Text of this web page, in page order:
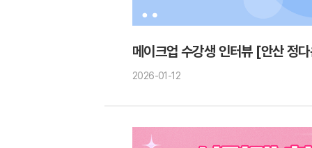
메이크업 수강생 인터뷰 [안산 정
2026-01-12